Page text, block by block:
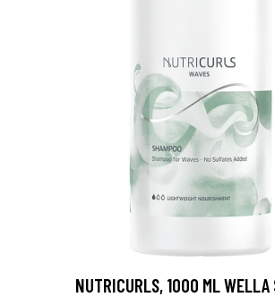
NUTRICURLS, 1000 ML WELLA